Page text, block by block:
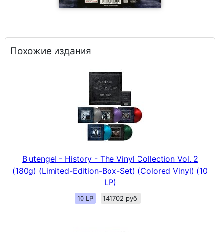
Похожие издания
Blutengel - History - The Vinyl Collection Vol. 2
(180g) (Limited-Edition-Box-Set) (Colored Vinyl) (10
LP)
10 LP 141702 руб.